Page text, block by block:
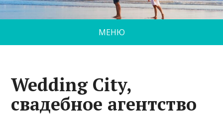
МЕНЮ
Wedding City,
свадебное агентство